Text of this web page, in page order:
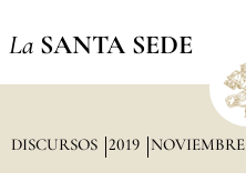
La SANTA SEDE
DISCURSOS 2019 NOVIEMBRE